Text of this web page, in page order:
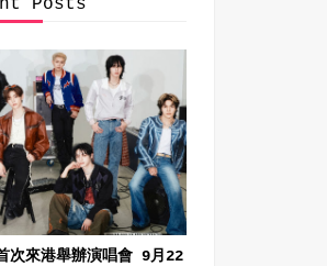
Posts
次來港舉辦演唱會 9月22